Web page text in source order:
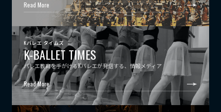
Read More
Kバレエ タイムズ
K-BALLET TIMES
バレエ教育を手がけるKバレエが発信する、情報メディア
Read More